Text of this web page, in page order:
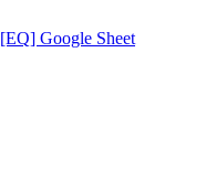
[EQ] Google Sheet